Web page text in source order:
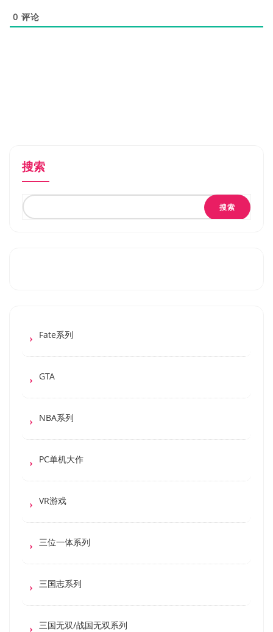
0 评论
搜索
搜索
Fate系列
GTA
NBA系列
PC单机大作
VR游戏
三位一体系列
三国志系列
三国无双/战国无双系列